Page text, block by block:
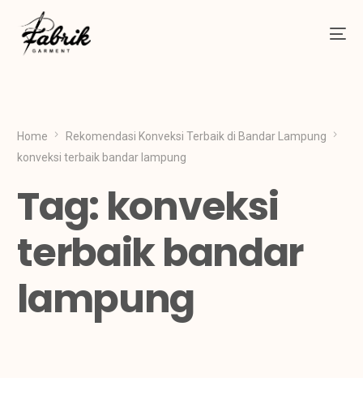
Home
Rekomendasi Konveksi Terbaik di Bandar Lampung
konveksi terbaik bandar lampung
Tag:konveksi
terbaik bandar
lampung